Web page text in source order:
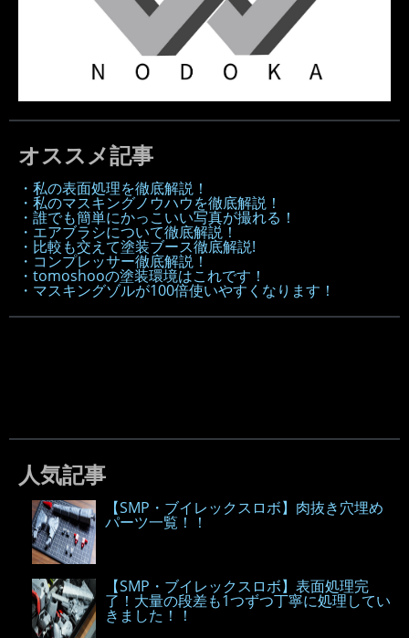
オススメ記事
・私の表面処理を徹底解説！
・私のマスキングノウハウを徹底解説！
・誰でも簡単にかっこいい写真が撮れる！
・エアブラシについて徹底解説！
・比較も交えて塗装ブース徹底解説!
・コンプレッサー徹底解説！
・tomoshooの塗装環境はこれです！
・マスキングゾルが100倍使いやすくなります！
人気記事
【SMP・ブイレックスロボ】肉抜き穴埋め
パーツ一覧！！
【SMP・ブイレックスロボ】表面処理完
了！大量の段差も1つずつ丁寧に処理してい
きました！！